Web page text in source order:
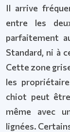
Il arrive
entre les
parfaitement
Standard, ni à
Cette zone
les
chiot peut
même avec
lignées.